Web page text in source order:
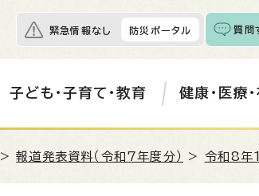
緊急情報なし 防災ポータル 質問
子ども・子育て・教育 健康・医療
>報道発表資料（令和7年度分） > 令和8年1